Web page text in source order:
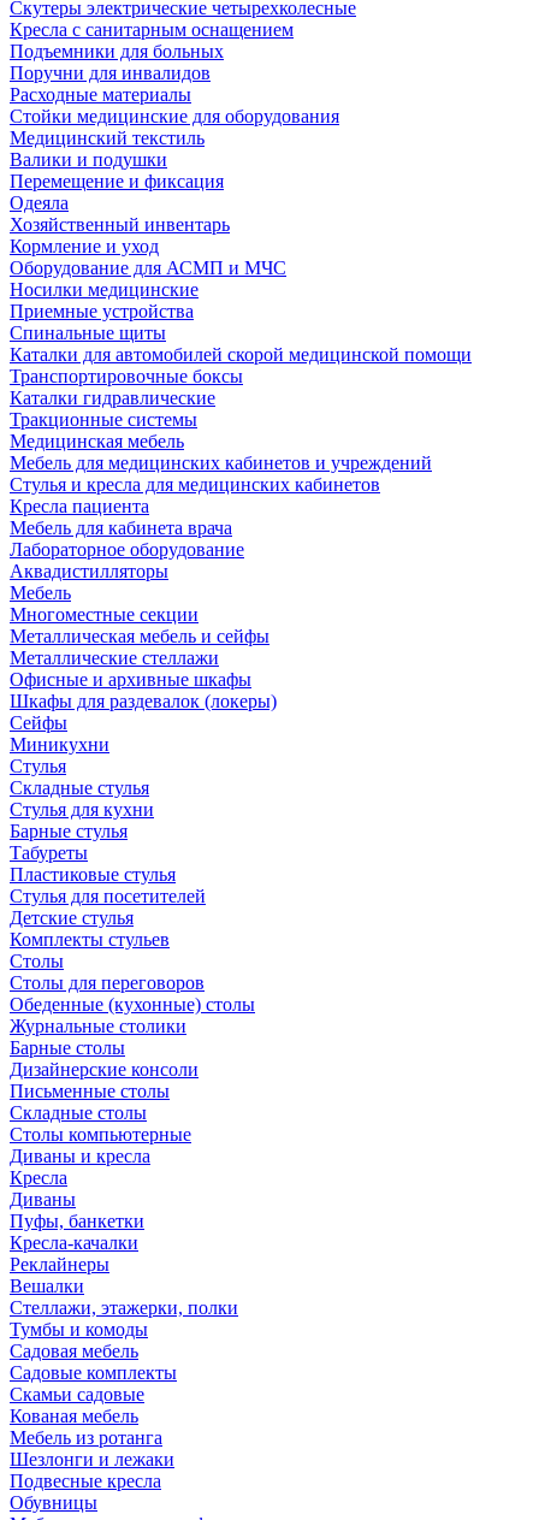
Скутеры электрические четырехколесные
Кресла с санитарным оснащением
Подъемники для больных
Поручни для инвалидов
Расходные материалы
Стойки медицинские для оборудования
Медицинский текстиль
Валики и подушки
Перемещение и фиксация
Одеяла
Хозяйственный инвентарь
Кормление и уход
Оборудование для АСМП и МЧС
Носилки медицинские
Приемные устройства
Спинальные щиты
Каталки для автомобилей скорой медицинской помощи
Транспортировочные боксы
Каталки гидравлические
Тракционные системы
Медицинская мебель
Мебель для медицинских кабинетов и учреждений
Стулья и кресла для медицинских кабинетов
Кресла пациента
Мебель для кабинета врача
Лабораторное оборудование
Аквадистилляторы
Мебель
Многоместные секции
Металлическая мебель и сейфы
Металлические стеллажи
Офисные и архивные шкафы
Шкафы для раздевалок (локеры)
Сейфы
Миникухни
Стулья
Складные стулья
Стулья для кухни
Барные стулья
Табуреты
Пластиковые стулья
Стулья для посетителей
Детские стулья
Комплекты стульев
Столы
Столы для переговоров
Обеденные (кухонные) столы
Журнальные столики
Барные столы
Дизайнерские консоли
Письменные столы
Складные столы
Столы компьютерные
Диваны и кресла
Кресла
Диваны
Пуфы, банкетки
Кресла-качалки
Реклайнеры
Вешалки
Стеллажи, этажерки, полки
Тумбы и комоды
Садовая мебель
Садовые комплекты
Скамьи садовые
Кованая мебель
Мебель из ротанга
Шезлонги и лежаки
Подвесные кресла
Обувницы